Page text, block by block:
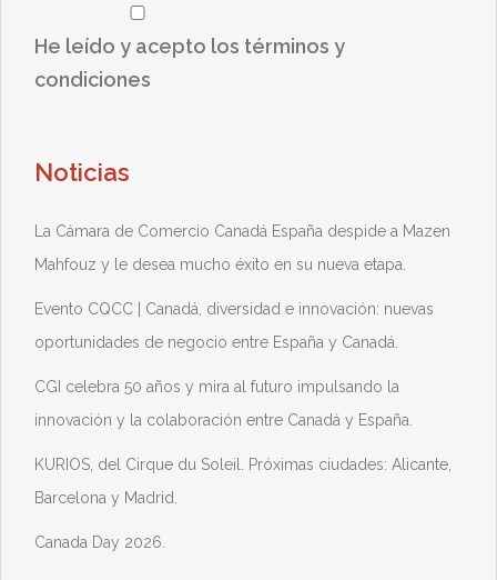
He leído y acepto los términos y
condiciones
Noticias
La Cámara de Comercio Canadá España despide a Mazen
Mahfouz y le desea mucho éxito en su nueva etapa.
Evento CQCC | Canadá, diversidad e innovación: nuevas
oportunidades de negocio entre España y Canadá.
CGI celebra 50 años y mira al futuro impulsando la
innovación y la colaboración entre Canadá y España.
KURIOS, del Cirque du Soleil. Próximas ciudades: Alicante,
Barcelona y Madrid.
Canada Day 2026.